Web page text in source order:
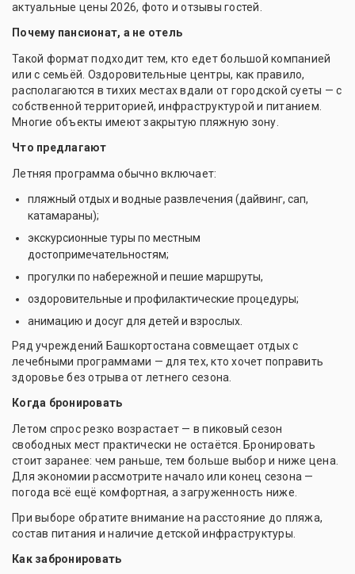
актуальные цены 2026, фото и отзывы гостей.
Почему пансионат, а не отель
Такой формат подходит тем, кто едет большой компанией
или с семьёй. Оздоровительные центры, как правило,
располагаются в тихих местах вдали от городской суеты — с
собственной территорией, инфраструктурой и питанием.
Многие объекты имеют закрытую пляжную зону.
Что предлагают
Летняя программа обычно включает:
пляжный отдых и водные развлечения (дайвинг, сап,
катамараны);
экскурсионные туры по местным
достопримечательностям;
прогулки по набережной и пешие маршруты,
оздоровительные и профилактические процедуры;
анимацию и досуг для детей и взрослых.
Ряд учреждений Башкортостана совмещает отдых с
лечебными программами — для тех, кто хочет поправить
здоровье без отрыва от летнего сезона.
Когда бронировать
Летом спрос резко возрастает — в пиковый сезон
свободных мест практически не остаётся. Бронировать
стоит заранее: чем раньше, тем больше выбор и ниже цена.
Для экономии рассмотрите начало или конец сезона —
погода всё ещё комфортная, а загруженность ниже.
При выборе обратите внимание на расстояние до пляжа,
состав питания и наличие детской инфраструктуры.
Как забронировать